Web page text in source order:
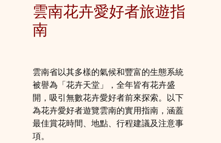
雲南花卉愛好者旅遊指
南
雲南省以其多樣的氣候和豐富的生態系統
被譽為「花卉天堂」，全年皆有花卉盛
開，吸引無數花卉愛好者前來探索。以下
為花卉愛好者遊覽雲南的實用指南，涵蓋
最佳賞花時間、地點、行程建議及注意事
項。